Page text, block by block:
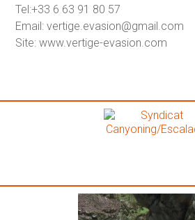
Tel:+33 6 63 91 80 57
Email: vertige.evasion@gmail.com
Site: www.vertige-evasion.com